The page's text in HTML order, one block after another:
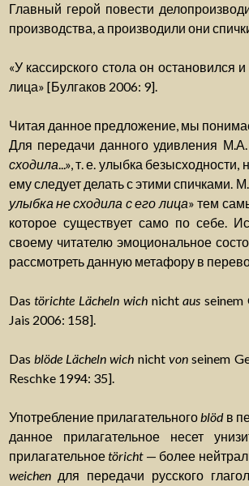
Главный герой повести
производства, а производили они
«У кассирского стола он остановился
лица» [Булгаков 2006: 9].
Читая данное предложение, мы
Для передачи данного удивления
сходила...», т. е. улыбка
ему следует делать с этими спичками.
улыбка не сходила с его лица» тем
которое существует само по себе.
своему читателю эмоциональное
рассмотреть данную метафору в
Dastörichte Lächeln wichnichtaus seinem
Jais 2006: 158].
Das blöde Lächeln wich nichtvon seinem
Reschke 1994: 35].
Употребление прилагательногоblödв
данное прилагательное несет
прилагательноеtöricht— более
weichenдля передачи русского